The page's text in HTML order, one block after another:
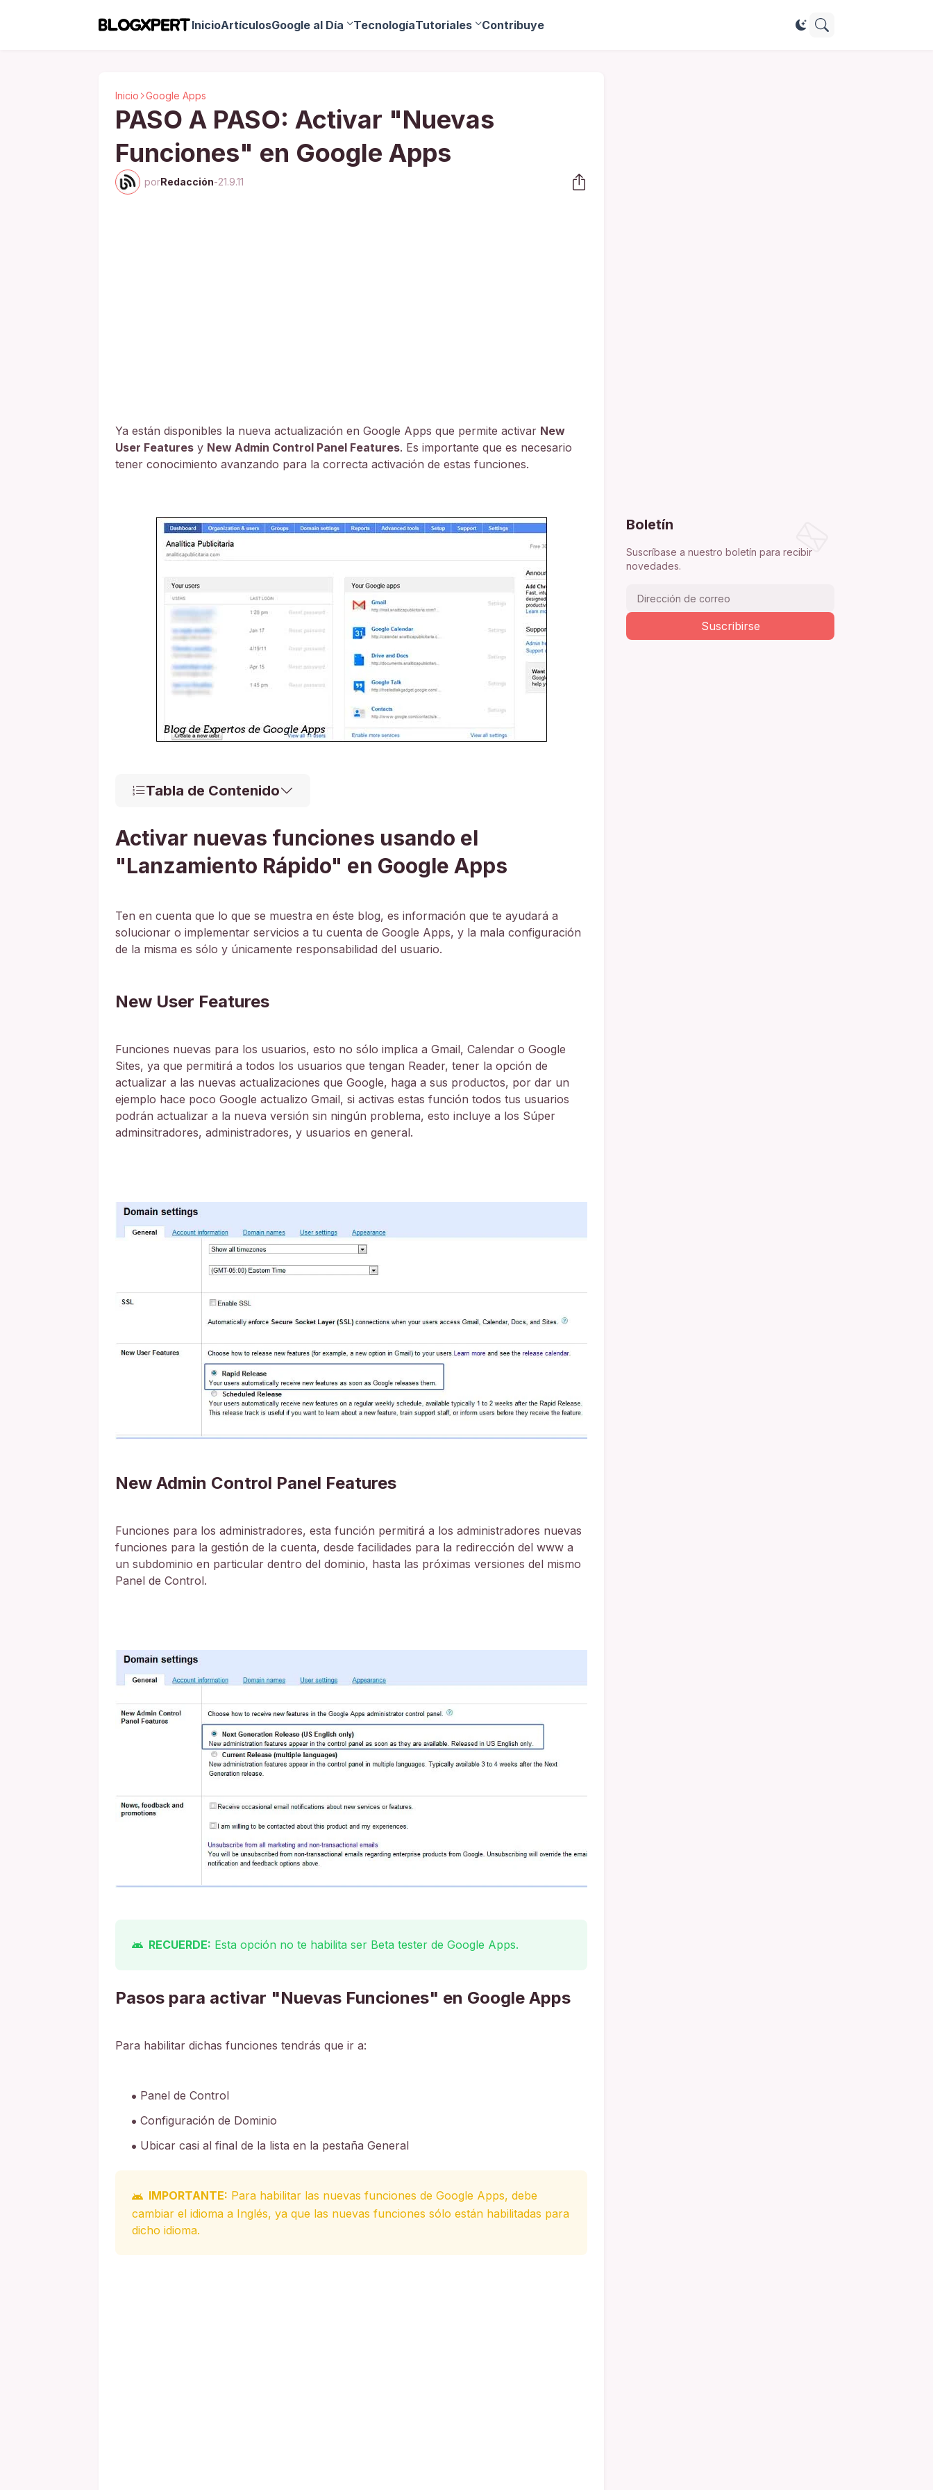
InicioArtículosGoogle al Día TecnologíaTutoriales Contribuye
Inicio Google Apps
PASO A PASO: Activar "Nuevas
Funciones" en Google Apps
porRedacción-21.9.11
Ya están disponibles la nueva actualización en Google Apps que permite activar New
User Features y New Admin Control Panel Features. Es importante que es necesario
tener conocimiento avanzando para la correcta activación de estas funciones.
Tabla de Contenido
Activar nuevas funciones usando el
"Lanzamiento Rápido" en Google Apps
Ten en cuenta que lo que se muestra en éste blog, es información que te ayudará a
solucionar o implementar servicios a tu cuenta de Google Apps, y la mala configuración
de la misma es sólo y únicamente responsabilidad del usuario.
New User Features
Funciones nuevas para los usuarios, esto no sólo implica a Gmail, Calendar o Google
Sites, ya que permitirá a todos los usuarios que tengan Reader, tener la opción de
actualizar a las nuevas actualizaciones que Google, haga a sus productos, por dar un
ejemplo hace poco Google actualizo Gmail, si activas estas función todos tus usuarios
podrán actualizar a la nueva versión sin ningún problema, esto incluye a los Súper
adminsitradores, administradores, y usuarios en general.
New Admin Control Panel Features
Funciones para los administradores, esta función permitirá a los administradores nuevas
funciones para la gestión de la cuenta, desde facilidades para la redirección del www a
un subdominio en particular dentro del dominio, hasta las próximas versiones del mismo
Panel de Control.
RECUERDE: Esta opción no te habilita ser Beta tester de Google Apps.
Pasos para activar "Nuevas Funciones" en Google Apps
Para habilitar dichas funciones tendrás que ir a:
Panel de Control
Configuración de Dominio
Ubicar casi al final de la lista en la pestaña General
IMPORTANTE: Para habilitar las nuevas funciones de Google Apps, debe
cambiar el idioma a Inglés, ya que las nuevas funciones sólo están habilitadas para
dicho idioma.
Boletín
Suscríbase a nuestro boletín para recibir
novedades.